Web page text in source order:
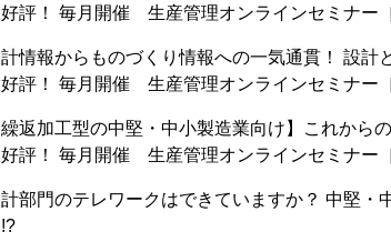
評！ 毎月開催 生産管理オンラインセミナー
情報からものづくり情報への一気通貫！ 設
評！ 毎月開催 生産管理オンラインセミナー
繰返加工型の中堅・中小製造業向け】これか
評！ 毎月開催 生産管理オンラインセミナー
部門のテレワークはできていますか？ 中堅・